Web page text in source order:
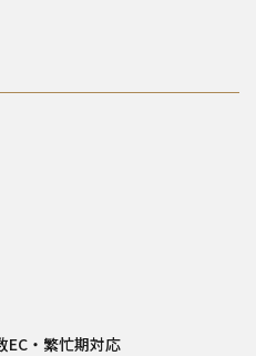
EC・繁忙期対応